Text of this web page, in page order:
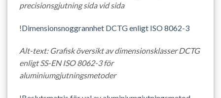
precisionsgjutning sida vid sida
!Dimensionsnoggrannhet DCTG enligt ISO 8062-3
Alt-text: Grafisk översikt av dimensionsklasser DCTG
enligt SS-EN ISO 8062-3 för
aluminiumgjutningsmetoder